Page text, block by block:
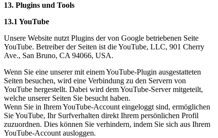
13. Plugins und Tools
13.1 YouTube
Unsere Website nutzt Plugins der von Google betriebenen Seite
YouTube. Betreiber der Seiten ist die YouTube, LLC, 901 Cherry
Ave., San Bruno, CA 94066, USA.
Wenn Sie eine unserer mit einem YouTube-Plugin ausgestatteten
Seiten besuchen, wird eine Verbindung zu den Servern von
YouTube hergestellt. Dabei wird dem YouTube-Server mitgeteilt,
welche unserer Seiten Sie besucht haben.
Wenn Sie in Ihrem YouTube-Account eingeloggt sind, ermöglichen
Sie YouTube, Ihr Surfverhalten direkt Ihrem persönlichen Profil
zuzuordnen. Dies können Sie verhindern, indem Sie sich aus Ihrem
YouTube-Account ausloggen.